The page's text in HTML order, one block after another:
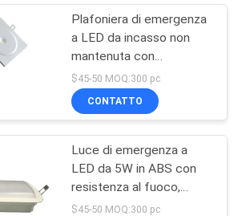
emergenza
46
Plafoniera di emergenza
a LED da incasso non
mantenuta con
autonomia di 3 ore e
batteria Ni-MH
$45-50 MOQ:300 pc
CONTATTO
Luce di emergenza a
LED da 5W in ABS con
resistenza al fuoco,
funzionamento per 3 ore
$45-50 MOQ:300 pc